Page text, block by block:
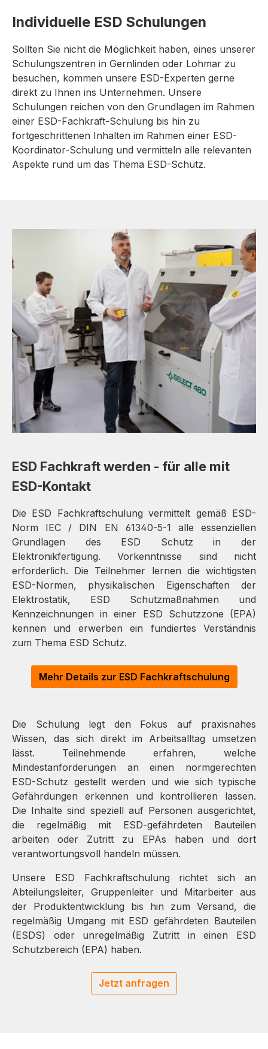
Individuelle ESD Schulungen
Sollten Sie nicht die Möglichkeit haben, eines unserer
Schulungszentren in Gernlinden oder Lohmar zu
besuchen, kommen unsere ESD-Experten gerne
direkt zu Ihnen ins Unternehmen. Unsere
Schulungen reichen von den Grundlagen im Rahmen
einer ESD-Fachkraft-Schulung bis hin zu
fortgeschrittenen Inhalten im Rahmen einer ESD-
Koordinator-Schulung und vermitteln alle relevanten
Aspekte rund um das Thema ESD-Schutz.
ESD Fachkraft werden - für alle mit
ESD-Kontakt
Die ESD Fachkraftschulung vermittelt gemäß ESD-
Norm IEC / DIN EN 61340-5-1 alle essenziellen
Grundlagen des ESD Schutz in der
Elektronikfertigung. Vorkenntnisse sind nicht
erforderlich. Die Teilnehmer lernen die wichtigsten
ESD-Normen, physikalischen Eigenschaften der
Elektrostatik, ESD Schutzmaßnahmen und
Kennzeichnungen in einer ESD Schutzzone (EPA)
kennen und erwerben ein fundiertes Verständnis
zum Thema ESD Schutz.
Mehr Details zur ESD Fachkraftschulung
Die Schulung legt den Fokus auf praxisnahes
Wissen, das sich direkt im Arbeitsalltag umsetzen
lässt. Teilnehmende erfahren, welche
Mindestanforderungen an einen normgerechten
ESD-Schutz gestellt werden und wie sich typische
Gefährdungen erkennen und kontrollieren lassen.
Die Inhalte sind speziell auf Personen ausgerichtet,
die regelmäßig mit ESD-gefährdeten Bauteilen
arbeiten oder Zutritt zu EPAs haben und dort
verantwortungsvoll handeln müssen.
Unsere ESD Fachkraftschulung richtet sich an
Abteilungsleiter, Gruppenleiter und Mitarbeiter aus
der Produktentwicklung bis hin zum Versand, die
regelmäßig Umgang mit ESD gefährdeten Bauteilen
(ESDS) oder unregelmäßig Zutritt in einen ESD
Schutzbereich (EPA) haben.
Jetzt anfragen